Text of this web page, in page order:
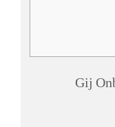
Gij